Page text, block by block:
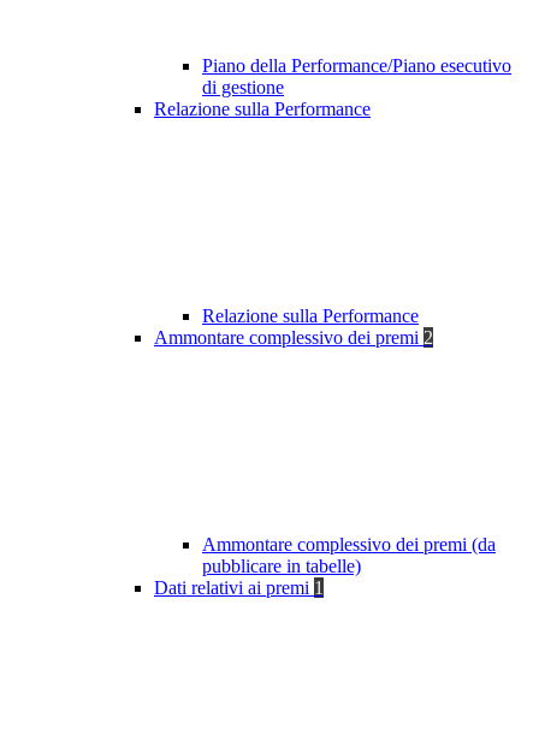
Piano della Performance/Piano esecutivo
di gestione
Relazione sulla Performance
Relazione sulla Performance
Ammontare complessivo dei premi 2
Ammontare complessivo dei premi (da
pubblicare in tabelle)
Dati relativi ai premi 1